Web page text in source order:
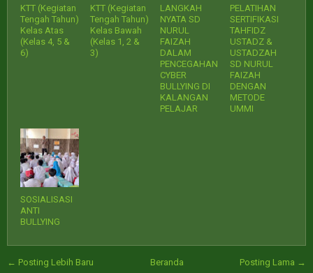
KTT (Kegiatan
Tengah Tahun)
Kelas Atas
(Kelas 4, 5 &
6)
KTT (Kegiatan
Tengah Tahun)
Kelas Bawah
(Kelas 1, 2 &
3)
LANGKAH
NYATA SD
NURUL
FAIZAH
DALAM
PENCEGAHAN
CYBER
BULLYING DI
KALANGAN
PELAJAR
PELATIHAN
SERTIFIKASI
TAHFIDZ
USTADZ &
USTADZAH
SD NURUL
FAIZAH
DENGAN
METODE
UMMI
SOSIALISASI
ANTI
BULLYING
← Posting Lebih Baru Posting Lama →
Beranda